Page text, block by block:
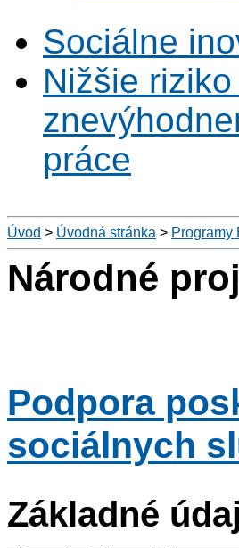
Sociálne
Nižšie
práce
Úvod > Úvodná stránka > Programy
Národné
Podpora
sociálnych
Základné